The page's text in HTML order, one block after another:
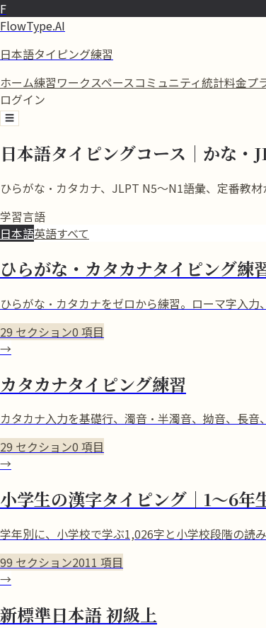
F
FlowType.AI
日本語タイピング練習
ホーム練習ワークスペースコミュニティ統計料金プ
ログイン
☰
日本語タイピングコース｜かな・
ひらがな・カタカナ、JLPT N5〜N1語彙、定番教
学習言語
日本語英語すべて
ひらがな・カタカナタイピング練
ひらがな・カタカナをゼロから練習。ローマ字入
29 セクション0 項目
→
カタカナタイピング練習
カタカナ入力を基礎行、濁音・半濁音、拗音、長音
29 セクション0 項目
→
小学生の漢字タイピング｜1〜6年
学年別に、小学校で学ぶ1,026字と小学校段階の読
99 セクション2011 項目
→
新標準日本語 初級上